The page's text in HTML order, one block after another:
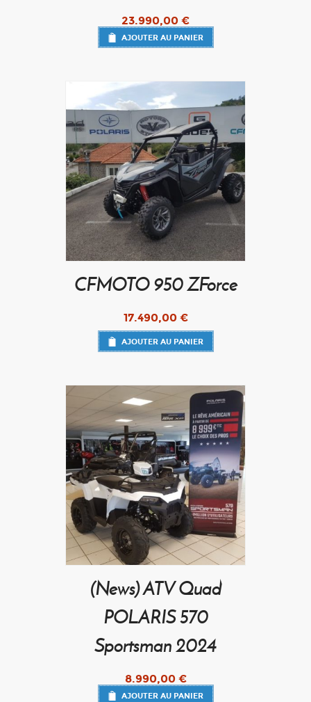
23.990,00 €
AJOUTER AU PANIER
CFMOTO 950 ZForce
17.490,00 €
AJOUTER AU PANIER
(News) ATV Quad
POLARIS 570
Sportsman 2024
8.990,00 €
AJOUTER AU PANIER